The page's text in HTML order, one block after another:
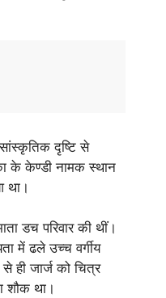
दृष्टि से
के केण्डी नामक स्थान
था।
डच परिवार की थीं।
में ढले उच्च वर्गीय
ही जार्ज को चित्र
शौक था।